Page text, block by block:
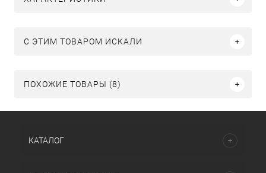
C ЭТИМ ТОВАРОМ ИСКАЛИ
ПОХОЖИЕ ТОВАРЫ (8)
КАТАЛОГ